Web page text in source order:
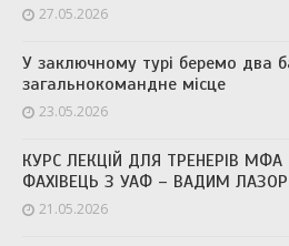
27.05.2026
У заключному турі беремо два
загальнокомандне місце
23.05.2026
КУРС ЛЕКЦІЙ ДЛЯ ТРЕНЕРІВ МФА
ФАХІВЕЦЬ З УАФ – ВАДИМ
21.05.2026